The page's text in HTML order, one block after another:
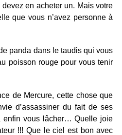
en acheter un. Mais votre
que vous n’avez personne à
panda dans le taudis qui vous
poisson rouge pour vous tenir
de Mercure, cette chose que
d’assassiner du fait de ses
enfin vous lâcher… Quelle joie
!!! Que le ciel est bon avec